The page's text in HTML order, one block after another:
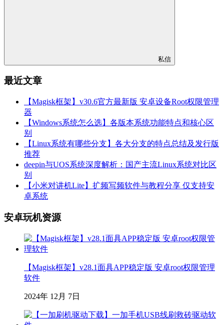
私信
最近文章
【Magisk框架】v30.6官方最新版 安卓设备Root权限管理
器
【Windows系统怎么选】各版本系统功能特点和核心区
别
【Linux系统有哪些分支】各大分支的特点总结及发行版
推荐
deepin与UOS系统深度解析：国产主流Linux系统对比区
别
【小米对讲机Lite】扩频写频软件与教程分享 仅支持安
卓系统
安卓玩机资源
【Magisk框架】v28.1面具APP稳定版 安卓root权限管理
软件
2024年 12月 7日